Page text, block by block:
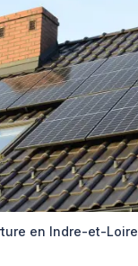
en Indre-et-Loire